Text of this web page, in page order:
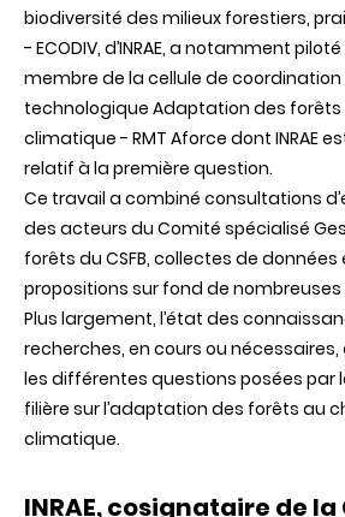
biodiversité des milieux forestiers,
- ECODIV, d’INRAE, a notamment
membre de la cellule de coordination
technologique Adaptation des
climatique - RMT Aforce dont INRAE
relatif à la première question.
Ce travail a combiné consultations
des acteurs du Comité spécialisé
forêts du CSFB, collectes de
propositions sur fond de
Plus largement, l’état des
recherches, en cours ou nécessaires,
les différentes questions posées par
filière sur l’adaptation des forêts au
climatique.
INRAE, cosignataire de